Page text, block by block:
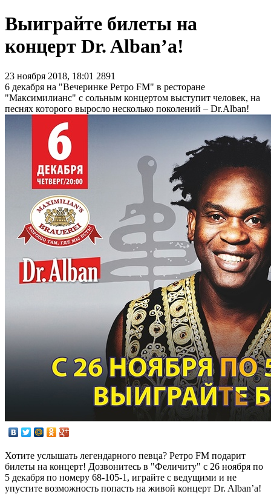
Выиграйте билеты на
концерт Dr. Alban’a!
23 ноября 2018, 18:01 2891
6 декабря на "Вечеринке Ретро FM" в ресторане
"Максимилианс" с сольным концертом выступит человек, на
песнях которого выросло несколько поколений – Dr.Alban!
Хотите услышать легендарного певца? Ретро FM подарит
билеты на концерт! Дозвонитесь в "Феличиту" с 26 ноября по
5 декабря по номеру 68-105-1, играйте с ведущими и не
упустите возможность попасть на живой концерт Dr. Alban’a!